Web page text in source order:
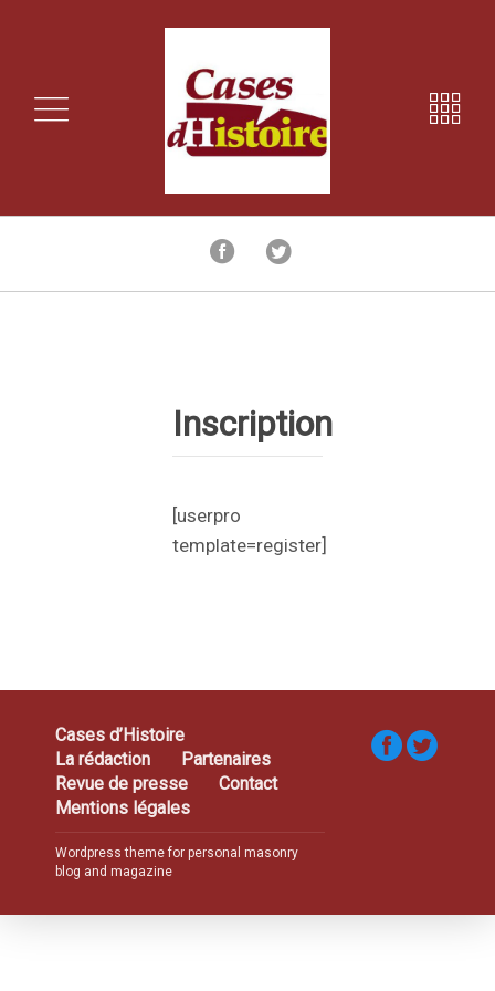
Inscription
[userpro
template=register]
Cases d’Histoire
La rédaction
Partenaires
Revue de presse
Contact
Mentions légales
Wordpress theme for personal masonry
blog and magazine